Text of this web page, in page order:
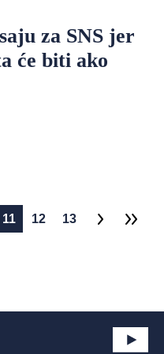
za SNS jer
će biti ako
11 12 13